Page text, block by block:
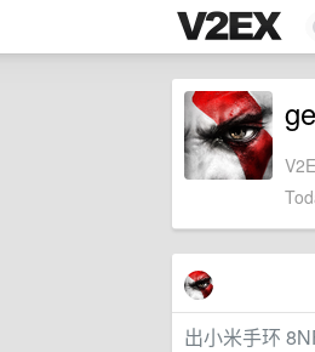
出小米手环